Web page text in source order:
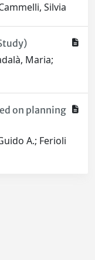
Silvia
Maria;
on planning
A.; Ferioli